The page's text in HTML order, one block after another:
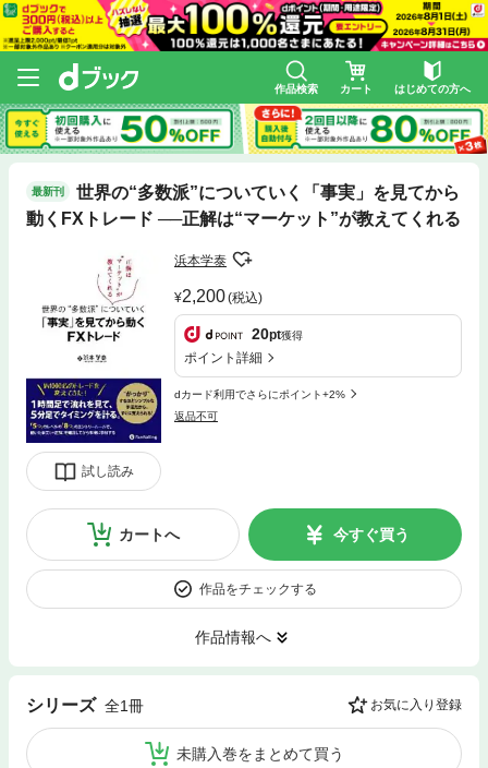
作品検索 カート はじめての方へ
最新刊
世界の“多数派”についていく「事実」を見てから
動くFXトレード ──正解は“マーケット”が教えてくれる
試し読み
浜本学泰
2,200(税込)
20pt獲得
ポイント詳細
dカード利用でさらにポイント+2%
返品不可
カートへ 今すぐ買う
作品をチェックする
作品情報へ
シリーズ 全1冊 お気に入り登録
未購入巻をまとめて買う